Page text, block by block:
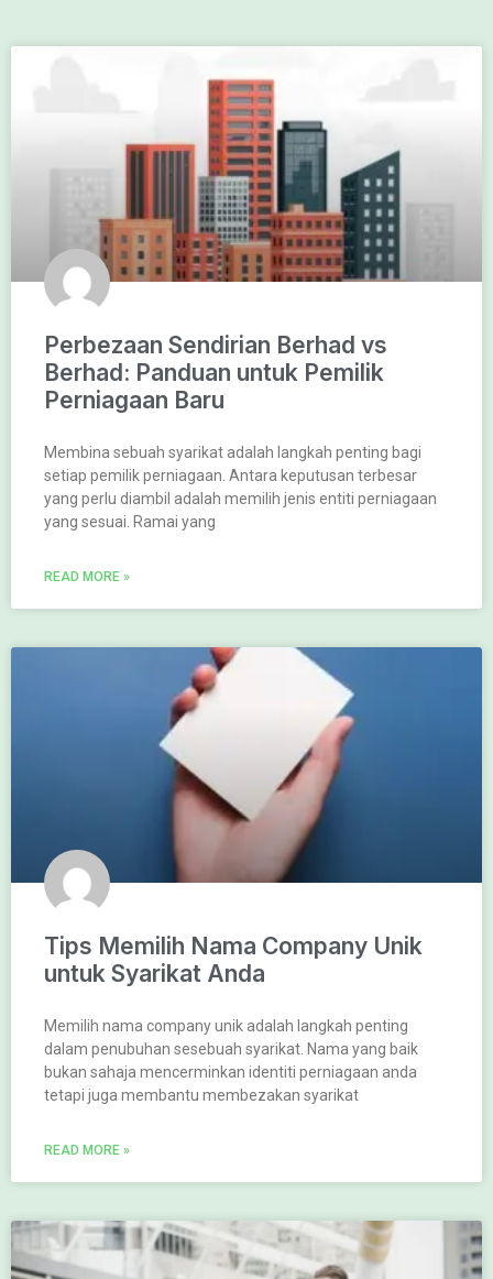
Perbezaan Sendirian Berhad vs
Berhad: Panduan untuk Pemilik
Perniagaan Baru
Membina sebuah syarikat adalah langkah penting bagi
setiap pemilik perniagaan. Antara keputusan terbesar
yang perlu diambil adalah memilih jenis entiti perniagaan
yang sesuai. Ramai yang
READ MORE »
Tips Memilih Nama Company Unik
untuk Syarikat Anda
Memilih nama company unik adalah langkah penting
dalam penubuhan sesebuah syarikat. Nama yang baik
bukan sahaja mencerminkan identiti perniagaan anda
tetapi juga membantu membezakan syarikat
READ MORE »